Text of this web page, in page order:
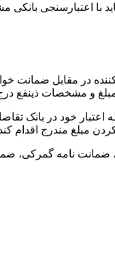
باید با
در مقابل ضمانت
و مشخصات ذینفع
خود در بانک
مبلغ مندرج اقدام
ضمانت نامه گمرکی،